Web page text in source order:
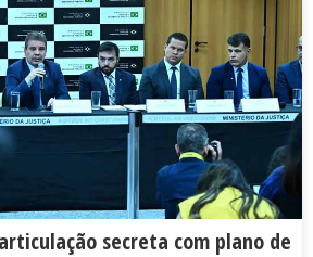
secreta com plano de